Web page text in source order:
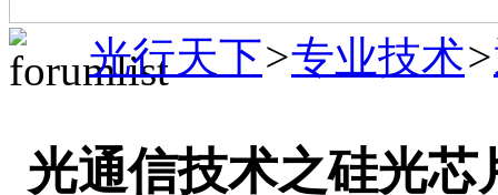
光行天下>专业技术>
光通信技术之硅光芯